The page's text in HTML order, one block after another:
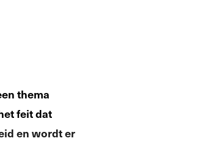
thema
feit dat
en wordt er